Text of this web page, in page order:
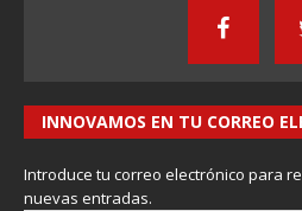
INNOVAMOS EN TU CORREO
Introduce tu correo electrónico para
nuevas entradas.